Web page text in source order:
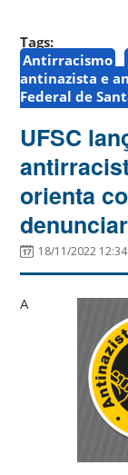
Tags:
Antirracismo
antinazista e
Federal de
UFSC
orienta
18/11/2022 12:34
A